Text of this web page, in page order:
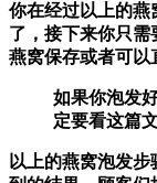
你在经过以上的燕
了，接下来你只
燕窝保存或者可以
如果你泡发
定要看这篇
以上的燕窝泡发